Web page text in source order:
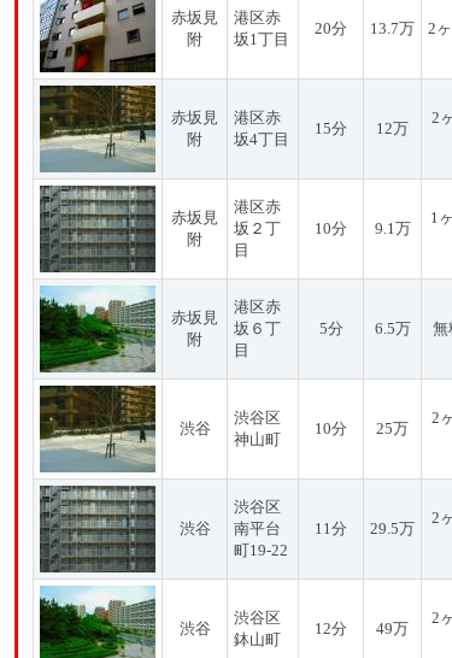
赤坂見
附
港区赤
坂1丁目
20分 13.7万 2
赤坂見
附
港区赤
坂4丁目
15分 12万
2
赤坂見
附
港区赤
坂２丁
目
10分 9.1万
1
赤坂見
附
港区赤
坂６丁
目
5分 6.5万 無
渋谷
渋谷区
神山町
10分 25万
2
渋谷
渋谷区
南平台
町19-22
11分 29.5万
2
渋谷
渋谷区
鉢山町
12分 49万
2